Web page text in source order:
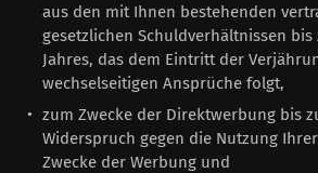
aus den mit Ihnen bestehenden
gesetzlichen Schuldverhältnissen bis
Jahres, das dem Eintritt der
wechselseitigen Ansprüche folgt,
zum Zwecke der Direktwerbung bis
Widerspruch gegen die Nutzung
Zwecke der Werbung und